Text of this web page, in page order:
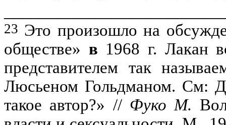
23 Это произошло на
обществе» в 1968 г. Лакан
представителем так
Люсьеном Гольдманом. См:
такое автор?» // Фуко М.